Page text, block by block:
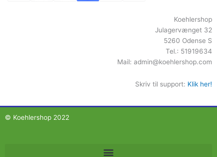
Koehlershop
Julagervænget 32
5260 Odense S
Tel.: 51919634
Mail: admin@koehlershop.com
Skriv til support: Klik her!
© Koehlershop 2022